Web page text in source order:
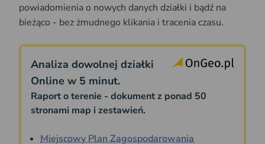
powiadomienia o nowych danych działki i bądź na
bieżąco - bez żmudnego klikania i tracenia czasu.
Analiza dowolnej działki
Online w 5 minut.
Raport o terenie - dokument z ponad 50
stronami map i zestawień.
Miejscowy Plan Zagospodarowania